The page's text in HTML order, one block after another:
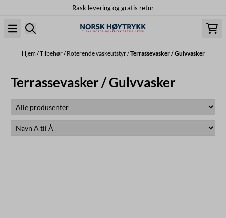
Rask levering og gratis retur
Hjem /Tilbehør/Roterende vaskeutstyr/Terrassevasker / Gulvvasker
Terrassevasker / Gulvvasker